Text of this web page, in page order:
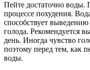
Пейте достаточно воды.
процессе похудения.
способствует
голода. Рекомендуется
день. Иногда чувство
поэтому перед тем, как
воды.